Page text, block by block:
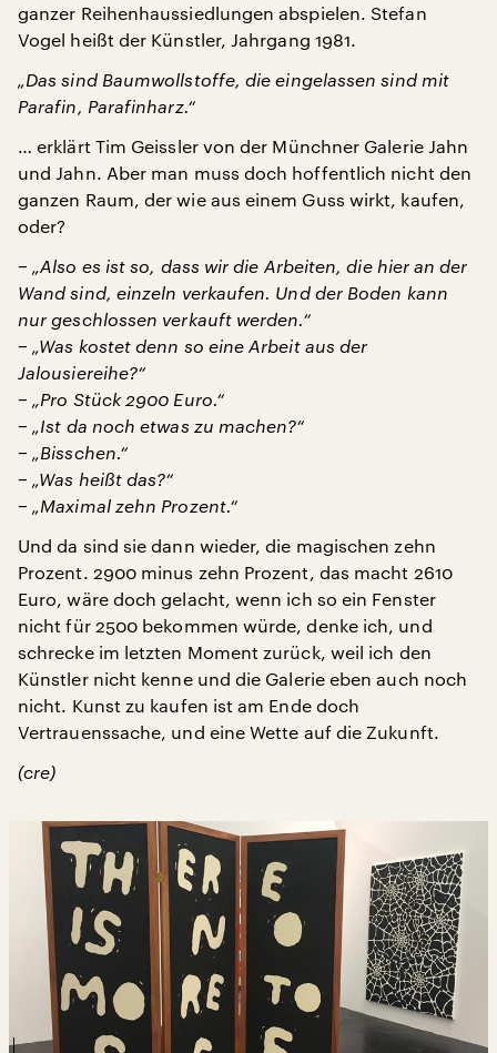
ganzer Reihenhaussiedlungen abspielen. Stefan
Vogel heißt der Künstler, Jahrgang 1981.
„Das sind Baumwollstoffe, die eingelassen sind mit
Parafin, Parafinharz.“
… erklärt Tim Geissler von der Münchner Galerie Jahn
und Jahn. Aber man muss doch hoffentlich nicht den
ganzen Raum, der wie aus einem Guss wirkt, kaufen,
oder?
− „Also es ist so, dass wir die Arbeiten, die hier an der
Wand sind, einzeln verkaufen. Und der Boden kann
nur geschlossen verkauft werden.“
− „Was kostet denn so eine Arbeit aus der
Jalousiereihe?“
− „Pro Stück 2900 Euro.“
− „Ist da noch etwas zu machen?“
− „Bisschen.“
− „Was heißt das?“
− „Maximal zehn Prozent.“
Und da sind sie dann wieder, die magischen zehn
Prozent. 2900 minus zehn Prozent, das macht 2610
Euro, wäre doch gelacht, wenn ich so ein Fenster
nicht für 2500 bekommen würde, denke ich, und
schrecke im letzten Moment zurück, weil ich den
Künstler nicht kenne und die Galerie eben auch noch
nicht. Kunst zu kaufen ist am Ende doch
Vertrauenssache, und eine Wette auf die Zukunft.
(cre)